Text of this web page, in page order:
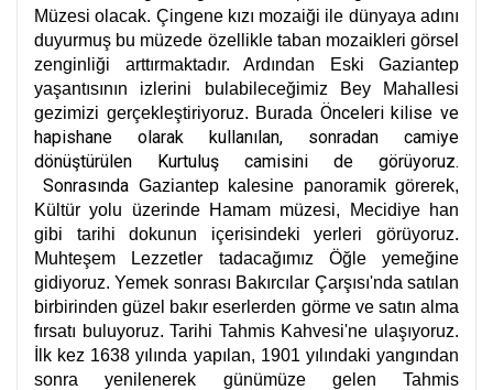
Müzesi olacak. Çingene kızı mozaiği ile dünyaya adını
duyurmuş bu müzede özellikle taban mozaikleri görsel
zenginliği arttırmaktadır. Ardından Eski Gaziantep
yaşantısının izlerini bulabileceğimiz Bey Mahallesi
gezimizi gerçekleştiriyoruz. Burada Önceleri kilise ve
hapishane olarak kullanılan, sonradan camiye
dönüştürülen Kurtuluş camisini de görüyoruz.
Sonrasında Gaziantep kalesine panoramik görerek,
Kültür yolu üzerinde Hamam müzesi, Mecidiye han
gibi tarihi dokunun içerisindeki yerleri görüyoruz.
Muhteşem Lezzetler tadacağımız Öğle yemeğine
gidiyoruz. Yemek sonrası Bakırcılar Çarşısı'nda satılan
birbirinden güzel bakır eserlerden görme ve satın alma
fırsatı buluyoruz. Tarihi Tahmis Kahvesi'ne ulaşıyoruz.
İlk kez 1638 yılında yapılan, 1901 yılındaki yangından
sonra yenilenerek günümüze gelen Tahmis